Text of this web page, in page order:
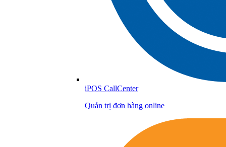
iPOS CallCenter
Quản trị đơn hàng online